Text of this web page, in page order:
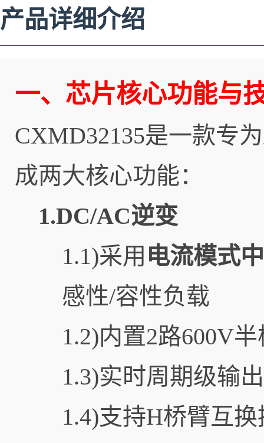
产品详细介绍
一、芯片核心功能与
CXMD32135是一款专为
成两大核心功能：
1.DC/AC逆变
1.1)采用 电流模式
感性/容性负载
1.2)内置2路600V
1.3)实时周期级输
1.4)支持H桥臂互